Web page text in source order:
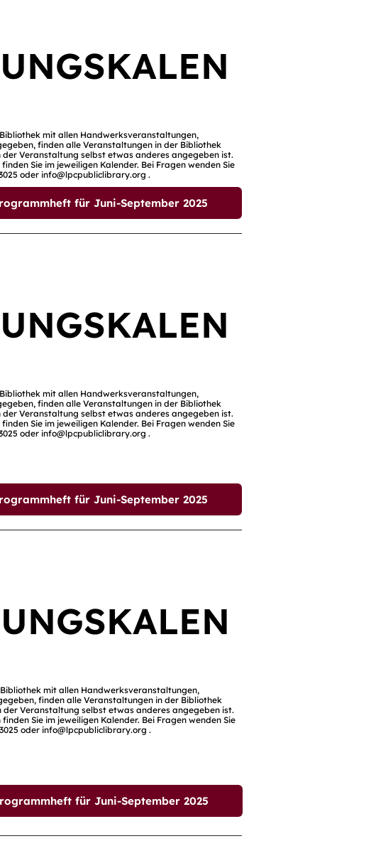
mit allen Handwerksveranstaltungen,
finden alle Veranstaltungen in der Bibliothek
Veranstaltung selbst etwas anderes angegeben ist.
Sie im jeweiligen Kalender. Bei Fragen wenden Sie
oder info@lpcpubliclibrary.org .
für Juni-September 2025
mit allen Handwerksveranstaltungen,
finden alle Veranstaltungen in der Bibliothek
Veranstaltung selbst etwas anderes angegeben ist.
Sie im jeweiligen Kalender. Bei Fragen wenden Sie
oder info@lpcpubliclibrary.org .
für Juni-September 2025
mit allen Handwerksveranstaltungen,
finden alle Veranstaltungen in der Bibliothek
Veranstaltung selbst etwas anderes angegeben ist.
Sie im jeweiligen Kalender. Bei Fragen wenden Sie
oder info@lpcpubliclibrary.org .
für Juni-September 2025